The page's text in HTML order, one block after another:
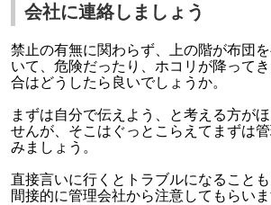
会社に連絡しましょう
禁止の有無に関わらず、上の階が布団
いて、危険だったり、ホコリが降って
合はどうしたら良いでしょうか。
まずは自分で伝えよう、と考える方が
せんが、そこはぐっとこらえてまずは
みましょう。
直接言いに行くとトラブルになること
間接的に管理会社から注意してもらいま